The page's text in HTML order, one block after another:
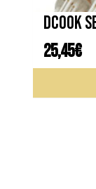
DCOOK
25,45€